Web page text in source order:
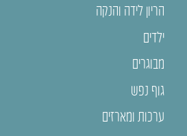
הריון לידה והנקה
ילדים
מבוגרים
גוף נפש
ערכות ומארזים